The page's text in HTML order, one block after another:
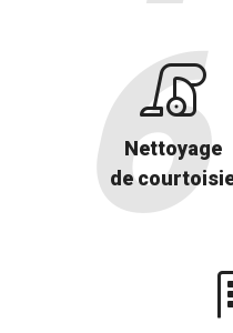
Nettoyage
de